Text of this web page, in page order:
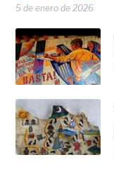
5 de enero de 2026